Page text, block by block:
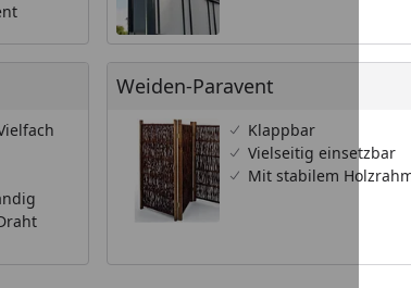
Weiden-Paravent
Weiden-Paravent
Klappbar
Vielseitig einsetzbar
Mit stabilem